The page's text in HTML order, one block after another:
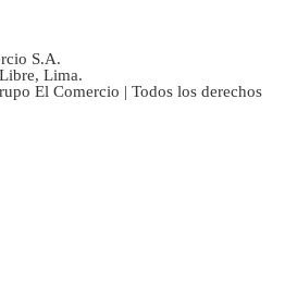
S.A.
Lima.
El Comercio | Todos los derechos